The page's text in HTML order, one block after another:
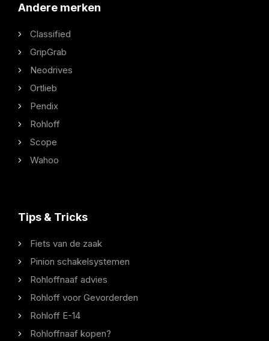
Andere merken
Classified
GripGrab
Neodrives
Ortlieb
Pendix
Rohloff
Scope
Wahoo
Tips & Tricks
Fiets van de zaak
Pinion schakelsystemen
Rohloffnaaf advies
Rohloff voor Gevorderden
Rohloff E-14
Rohloffnaaf kopen?